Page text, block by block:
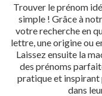
Trouver le prénom
simple ! Grâce à
votre recherche en
lettre, une origine ou
Laissez ensuite la
des prénoms
pratique et inspirant
dans